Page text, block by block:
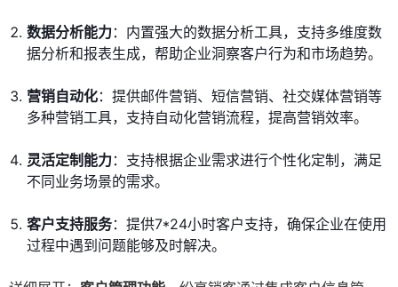
数据分析能力：内置强大的数据分析工具，支持多维度数
据分析和报表生成，帮助企业洞察客户行为和市场趋势。
营销自动化：提供邮件营销、短信营销、社交媒体营销等
多种营销工具，支持自动化营销流程，提高营销效率。
灵活定制能力：支持根据企业需求进行个性化定制，满足
不同业务场景的需求。
客户支持服务：提供7*24小时客户支持，确保企业在使用
过程中遇到问题能够及时解决。